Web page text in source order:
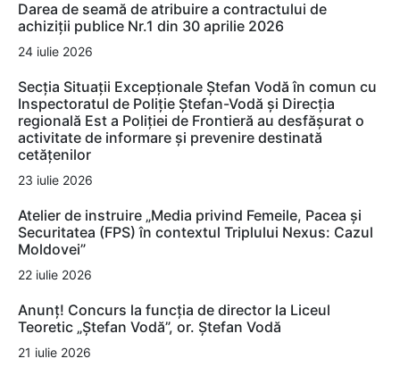
Darea de seamă de atribuire a contractului de
achiziții publice Nr.1 din 30 aprilie 2026
24 iulie 2026
Secția Situații Excepționale Ștefan Vodă în comun cu
Inspectoratul de Poliție Ștefan-Vodă și Direcția
regională Est a Poliției de Frontieră au desfășurat o
activitate de informare și prevenire destinată
cetățenilor
23 iulie 2026
Atelier de instruire „Media privind Femeile, Pacea și
Securitatea (FPS) în contextul Triplului Nexus: Cazul
Moldovei”
22 iulie 2026
Anunț! Concurs la funcția de director la Liceul
Teoretic „Ștefan Vodă”, or. Ștefan Vodă
21 iulie 2026